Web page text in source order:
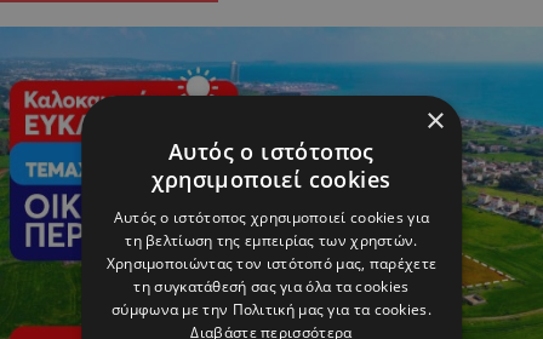
×
Αυτός ο ιστότοπος
χρησιμοποιεί cookies
Αυτός ο ιστότοπος χρησιμοποιεί cookies για
τη βελτίωση της εμπειρίας των χρηστών.
Χρησιμοποιώντας τον ιστότοπό μας, παρέχετε
τη συγκατάθεσή σας για όλα τα cookies
σύμφωνα με την Πολιτική μας για τα cookies.
Διαβάστε περισσότερα